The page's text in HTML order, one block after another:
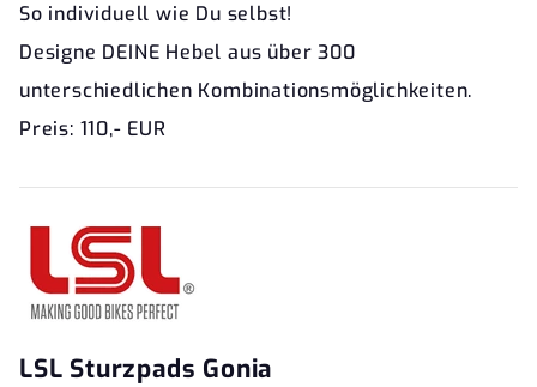
So individuell wie Du selbst!
Designe DEINE Hebel aus über 300
unterschiedlichen Kombinationsmöglichkeiten.
Preis: 110,- EUR
LSL Sturzpads Gonia